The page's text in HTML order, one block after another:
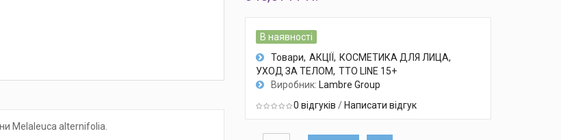
Melaleuca alternifolia.
В наявності
Товари АКЦІЇ
КОСМЕТИКА ДЛЯ ЛИЦА
УХОД ЗА ТЕЛОМ
TTO LINE 15+
Виробник: Lambre Group
0 відгуків / Написати відгук